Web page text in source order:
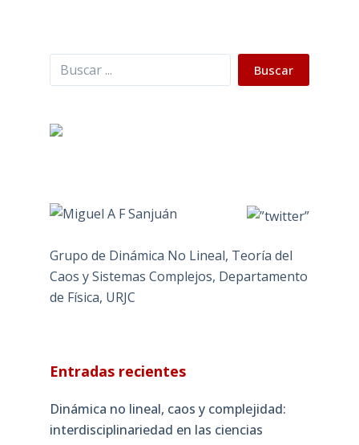
Buscar Buscar
Grupo de Dinámica No Lineal, Teoría del
Caos y Sistemas Complejos, Departamento
de Física, URJC
Entradas recientes
Dinámica no lineal, caos y complejidad:
interdisciplinariedad en las ciencias